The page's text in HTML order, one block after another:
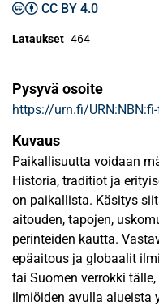
CC BY 4.0
Lataukset 464
Pysyvä osoite
https://urn.fi/
Kuvaus
Paikallisuutta voidaan
Historia, traditiot ja
on paikallista. Käsitys
aitouden, tapojen,
perinteiden kautta.
epäaitous ja globaalit
tai Suomen verrokki
ilmiöiden avulla alueista